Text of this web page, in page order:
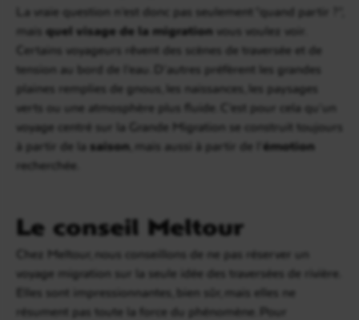
La vraie question n’est donc pas seulement “quand partir ?”,
mais quel visage de la migration vous voulez voir.
Certains voyageurs rêvent des scènes de traversée et de
tension au bord de l’eau. D’autres préfèrent les grandes
plaines remplies de gnous, les naissances, les paysages
verts ou une atmosphère plus fluide. C’est pour cela qu’un
voyage centré sur la Grande Migration se construit toujours
à partir de la saison , mais aussi à partir de l’ émotion
recherchée.
Le conseil Meltour
Chez Meltour, nous conseillons de ne pas réserver un
voyage migration sur la seule idée des traversées de rivière.
Elles sont impressionnantes, bien sûr, mais elles ne
résument pas toute la force du phénomène. Pour